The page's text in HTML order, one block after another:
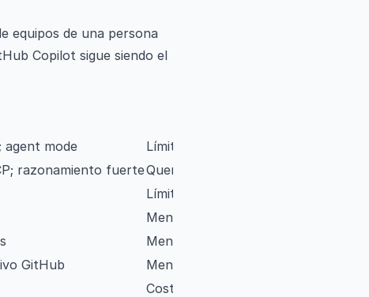
equipos de una persona
Copilot sigue siendo el
mode
Límites de uso en días agent-heavy
razonamiento fuerteQuema tokens en Max; curva CLI
Límites de scope; limpia antes de
Menos polish de diseño que Lovable
Menos flexible que código real
GitHub
Menos agéntico que Cursor/Claude
Costoso; necesita tickets claros +